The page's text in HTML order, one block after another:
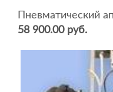
58 900.00 руб.